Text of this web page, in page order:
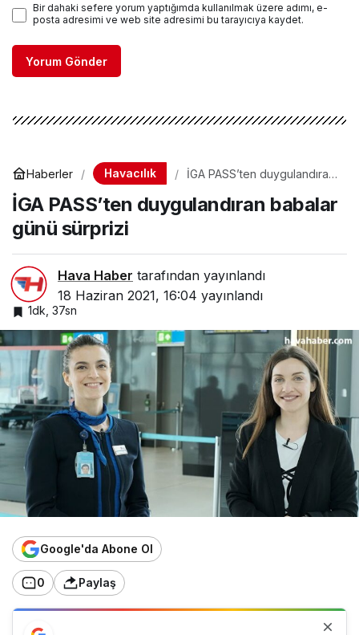
Bir dahaki sefere yorum yaptığımda kullanılmak üzere adımı, e-
posta adresimi ve web site adresimi bu tarayıcıya kaydet.
Yorum Gönder
Haberler Havacılık
İGA PASS’ten duygulandıran
İGA PASS’ten duygulandıran babalar
günü sürprizi
Hava Haber tarafından yayınlandı
18 Haziran 2021, 16:04 yayınlandı
1dk, 37sn
Google'da Abone Ol
0 Paylaş